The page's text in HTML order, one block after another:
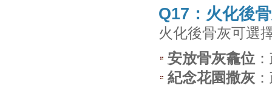
Q17：火化後
火化後骨灰可選
安放骨灰龕位
紀念花園撒灰